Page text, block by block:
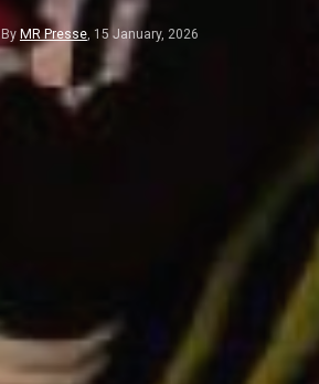
By MR Presse, 15 January, 2026